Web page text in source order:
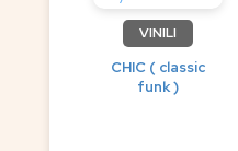
VINILI
CHIC ( classic
funk )